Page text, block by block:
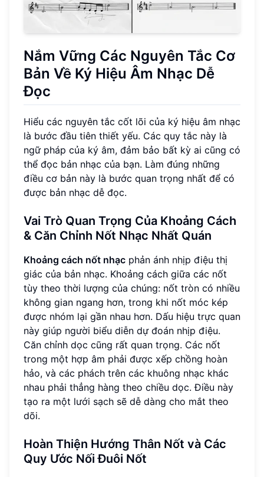
Nắm Vững Các Nguyên Tắc Cơ
Bản Về Ký Hiệu Âm Nhạc Dễ
Đọc
Hiểu các nguyên tắc cốt lõi của ký hiệu âm nhạc
là bước đầu tiên thiết yếu. Các quy tắc này là
ngữ pháp của ký âm, đảm bảo bất kỳ ai cũng có
thể đọc bản nhạc của bạn. Làm đúng những
điều cơ bản này là bước quan trọng nhất để có
được bản nhạc dễ đọc.
Vai Trò Quan Trọng Của Khoảng Cách
& Căn Chỉnh Nốt Nhạc Nhất Quán
Khoảng cách nốt nhạc phản ánh nhịp điệu thị
giác của bản nhạc. Khoảng cách giữa các nốt
tùy theo thời lượng của chúng: nốt tròn có nhiều
không gian ngang hơn, trong khi nốt móc kép
được nhóm lại gần nhau hơn. Dấu hiệu trực quan
này giúp người biểu diễn dự đoán nhịp điệu.
Căn chỉnh dọc cũng rất quan trọng. Các nốt
trong một hợp âm phải được xếp chồng hoàn
hảo, và các phách trên các khuông nhạc khác
nhau phải thẳng hàng theo chiều dọc. Điều này
tạo ra một lưới sạch sẽ dễ dàng cho mắt theo
dõi.
Hoàn Thiện Hướng Thân Nốt và Các
Quy Ước Nối Đuôi Nốt